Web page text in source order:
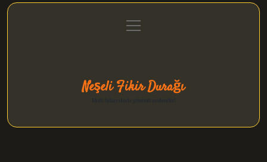
Gizlilik Politikası
menüyü
aç
Neşeli Fikir Durağı